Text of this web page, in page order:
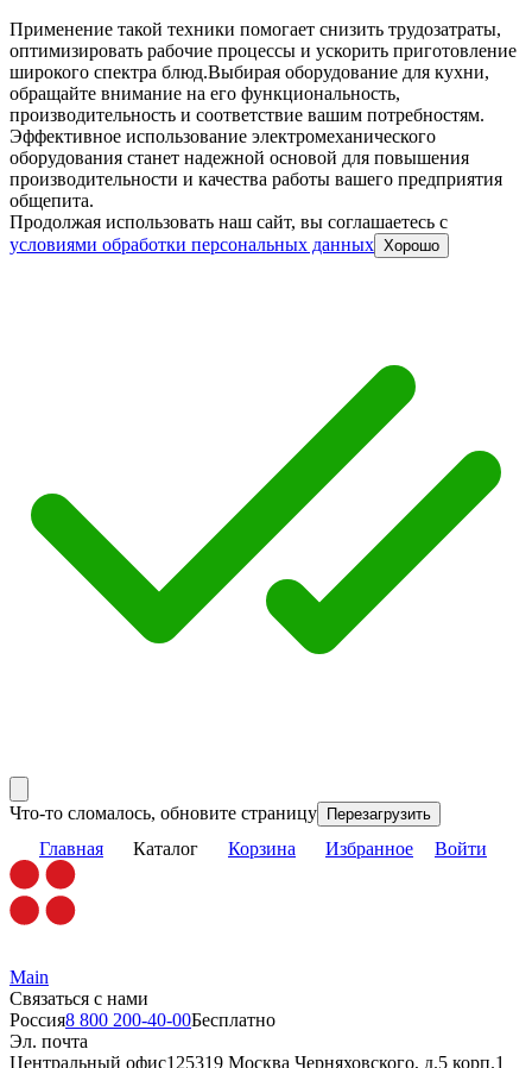
Применение такой техники помогает снизить трудозатраты,
оптимизировать рабочие процессы и ускорить приготовление
широкого спектра блюд.Выбирая оборудование для кухни,
обращайте внимание на его функциональность,
производительность и соответствие вашим потребностям.
Эффективное использование электромеханического
оборудования станет надежной основой для повышения
производительности и качества работы вашего предприятия
общепита.
Продолжая использовать наш сайт, вы соглашаетесь c
условиями обработки персональных данных Хорошо
Что-то сломалось, обновите страницу Перезагрузить
Главная Каталог Корзина Избранное Войти
Main
Связаться с нами
Россия8 800 200-40-00Бесплатно
Эл. почта
Центральный офис125319 Москва Черняховского, д.5 корп.1